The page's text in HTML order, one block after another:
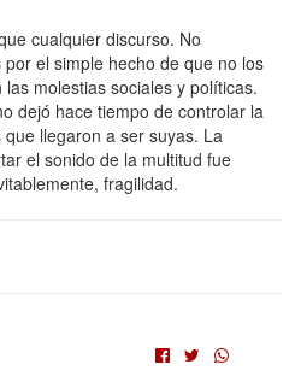
cualquier discurso. No
el simple hecho de que no los
molestias sociales y políticas.
dejó hace tiempo de controlar la
llegaron a ser suyas. La
el sonido de la multitud fue
fragilidad.